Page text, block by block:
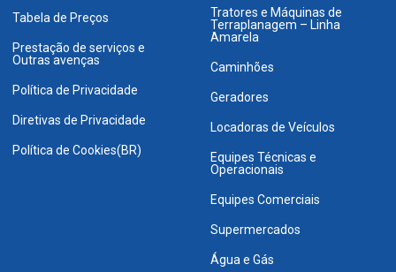
Tabela de Preços
Prestação de serviços e
Outras avenças
Política de Privacidade
Diretivas de Privacidade
Política de Cookies(BR)
Tratores e Máquinas de
Terraplanagem – Linha
Amarela
Caminhões
Geradores
Locadoras de Veículos
Equipes Técnicas e
Operacionais
Equipes Comerciais
Supermercados
Água e Gás